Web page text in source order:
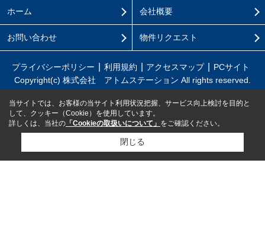
ホーム 会社概要
お問い合わせ 物件リクエスト
プライバシーポリシー 利用規約 アクセスマップ
PCサイト
Copyright(c) 株式会社 アトムステーション All rights reserved.
当サイトでは、お客様の当サイト利用状況把握、サービス向上検討を目的と
して、クッキー（Cookie）を使用しています。
詳しくは、当社の 「Cookieの取扱いについて」 をご確認ください。
閉じる